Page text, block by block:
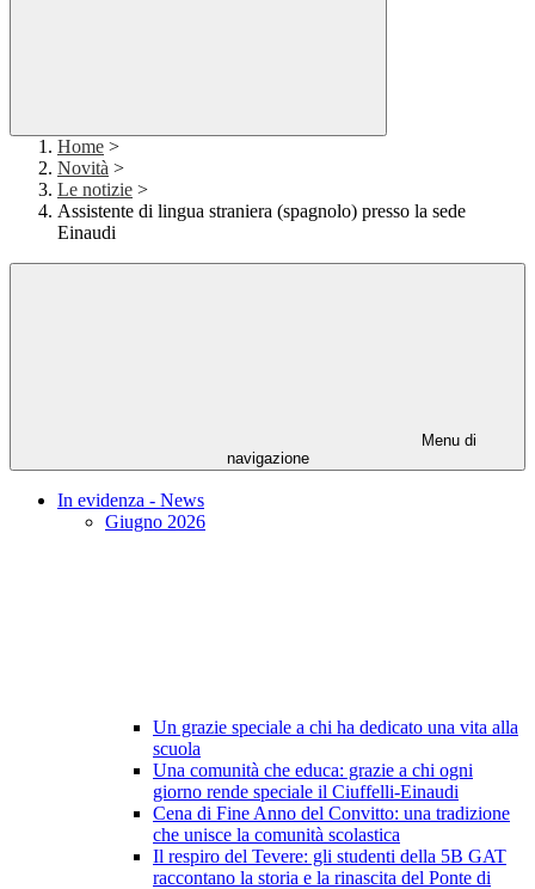
Home >
Novità >
Le notizie >
Assistente di lingua straniera (spagnolo) presso la sede
Einaudi
Menu di
navigazione
In evidenza - News
Giugno 2026
Un grazie speciale a chi ha dedicato una vita alla
scuola
Una comunità che educa: grazie a chi ogni
giorno rende speciale il Ciuffelli-Einaudi
Cena di Fine Anno del Convitto: una tradizione
che unisce la comunità scolastica
Il respiro del Tevere: gli studenti della 5B GAT
raccontano la storia e la rinascita del Ponte di